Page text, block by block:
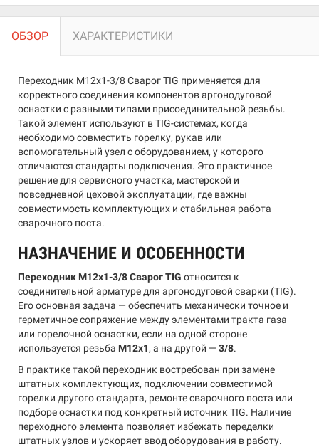
ОБЗОР ХАРАКТЕРИСТИКИ
Переходник М12х1-3/8 Сварог TIG применяется для
корректного соединения компонентов аргонодуговой
оснастки с разными типами присоединительной резьбы.
Такой элемент используют в TIG-системах, когда
необходимо совместить горелку, рукав или
вспомогательный узел с оборудованием, у которого
отличаются стандарты подключения. Это практичное
решение для сервисного участка, мастерской и
повседневной цеховой эксплуатации, где важны
совместимость комплектующих и стабильная работа
сварочного поста.
НАЗНАЧЕНИЕ И ОСОБЕННОСТИ
Переходник М12х1-3/8 Сварог TIG относится к
соединительной арматуре для аргонодуговой сварки (TIG).
Его основная задача — обеспечить механически точное и
герметичное сопряжение между элементами тракта газа
или горелочной оснастки, если на одной стороне
используется резьба М12х1, а на другой — 3/8.
В практике такой переходник востребован при замене
штатных комплектующих, подключении совместимой
горелки другого стандарта, ремонте сварочного поста или
подборе оснастки под конкретный источник TIG. Наличие
переходного элемента позволяет избежать переделки
штатных узлов и ускоряет ввод оборудования в работу.